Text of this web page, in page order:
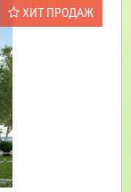
ХИТ ПРОДАЖ